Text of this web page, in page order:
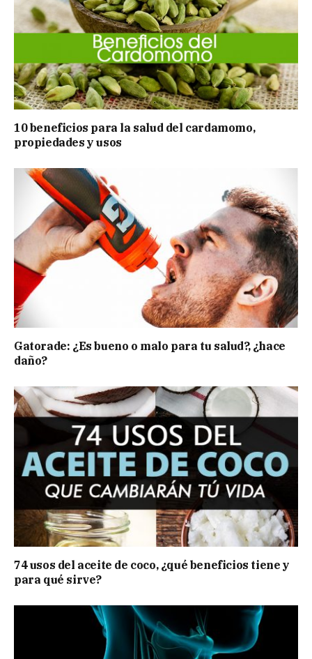
10 beneficios para la salud del cardamomo,
propiedades y usos
Gatorade: ¿Es bueno o malo para tu salud?, ¿hace
daño?
74 usos del aceite de coco, ¿qué beneficios tiene y
para qué sirve?